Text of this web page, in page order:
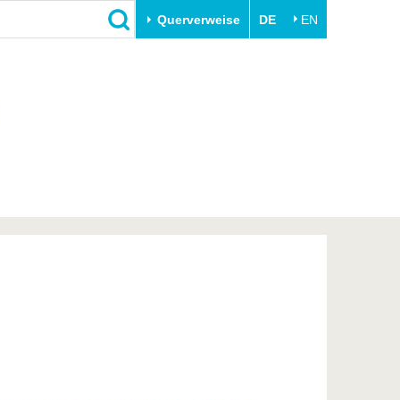
Querverweise DE EN
Innovative Transferprojekte
BTU & Region erleben